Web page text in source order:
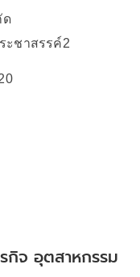
ด
ะชาสรรค์2
กิจ อุตสาหกรรม